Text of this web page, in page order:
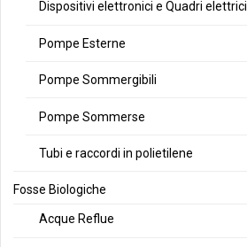
Dispositivi elettronici e Quadri elettrici
Pompe Esterne
Pompe Sommergibili
Pompe Sommerse
Tubi e raccordi in polietilene
Fosse Biologiche
Acque Reflue